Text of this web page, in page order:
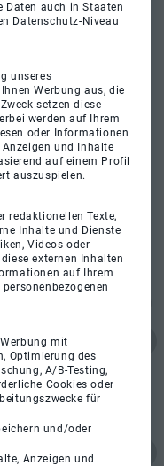
auch in Staaten
Datenschutz-Niveau
unseres
Werbung aus, die
setzen diese
werden auf Ihrem
oder Informationen
und Inhalte
auf einem Profil
auszuspielen.
redaktionellen Texte,
Inhalte und Dienste
Videos oder
externen Inhalten
auf Ihrem
mit
Optimierung des
A/B-Testing,
Cookies oder
für
und/oder
Anzeigen und